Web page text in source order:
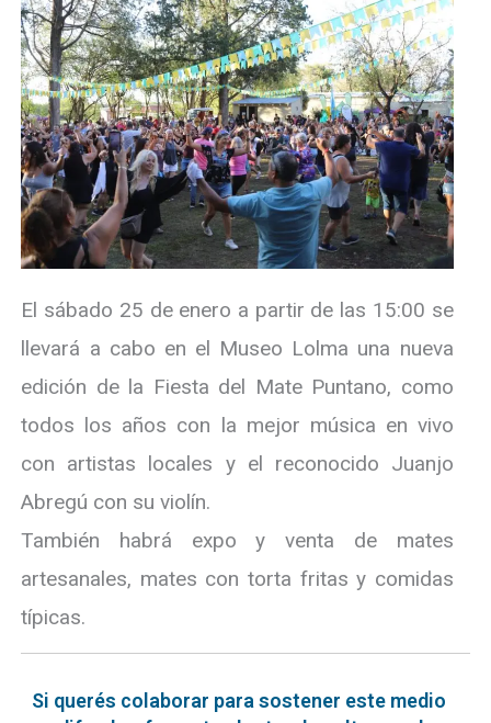
El sábado 25 de enero a partir de las 15:00 se
llevará a cabo en el Museo Lolma una nueva
edición de la Fiesta del Mate Puntano, como
todos los años con la mejor música en vivo
con artistas locales y el reconocido Juanjo
Abregú con su violín.
También habrá expo y venta de mates
artesanales, mates con torta fritas y comidas
típicas.
Si querés colaborar para sostener este medio